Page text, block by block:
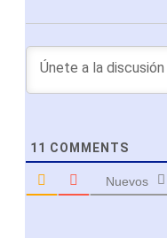
11 COMMENTS
Nuevos